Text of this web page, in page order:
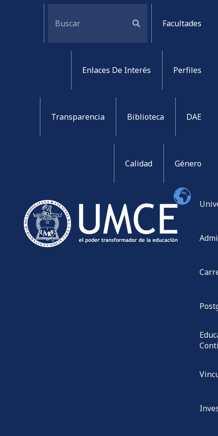
Facultades
Enlaces De Interés Perfiles
Transparencia Biblioteca DAE
Calidad Género